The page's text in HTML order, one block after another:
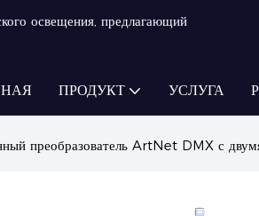
освещения, предлагающий
ПРОДУКТ УСЛУГА
преобразователь ArtNet DMX с